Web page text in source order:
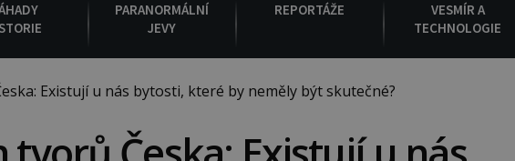
PARANORMÁLNÍ
JEVY
REPORTÁŽE
VESMÍR A
TECHNOLOGIE
Existují u nás bytosti, které by neměly být skutečné?